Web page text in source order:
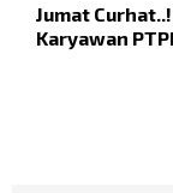
Jumat
Karyawan